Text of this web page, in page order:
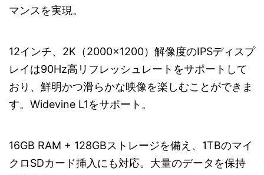
マンスを実現。
12インチ、2K（2000×1200）解像度のIPSディスプ
レイは90Hz高リフレッシュレートをサポートして
おり、鮮明かつ滑らかな映像を楽しむことができま
す。Widevine L1をサポート。
16GB RAM + 128GBストレージを備え、1TBのマイ
クロSDカード挿入にも対応。大量のデータを保持